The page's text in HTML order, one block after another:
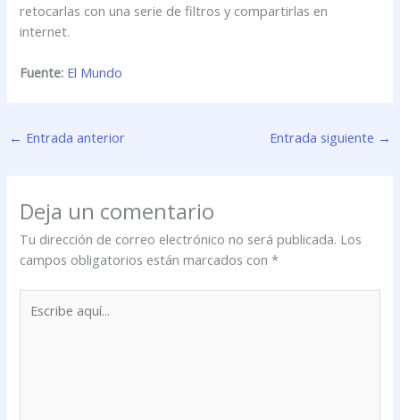
retocarlas con una serie de filtros y compartirlas en
internet.
Fuente: El Mundo
← Entrada anterior Entrada siguiente →
Deja un comentario
Tu dirección de correo electrónico no será publicada. Los
campos obligatorios están marcados con*
aquí...